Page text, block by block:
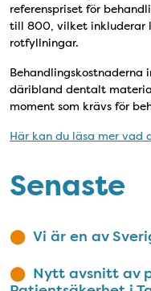
referenspriset för
till 800, vilket inkluderar
rotfyllningar.
Behandlingskostnaderna
däribland dentalt
moment som krävs för
Här kan du läsa mer vad
Senaste
Vi är en av
Nytt avsnitt av